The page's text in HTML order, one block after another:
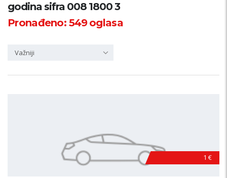
Županija
godina sifra 008 1800 3
Pronađeno:549oglasa
Važniji
1 €